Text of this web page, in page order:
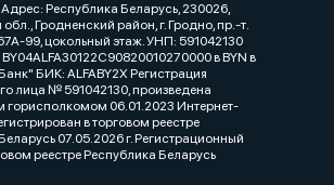
Республика Беларусь, 230026,
Гродненский район, г. Гродно, пр.-т.
99, цокольный этаж. УНП: 591042130
в BYN в
БИК: ALFABY2X Регистрация
лица № 591042130, произведена
горисполкомом 06.01.2023 Интернет-
в торговом реестре
07.05.2026 г. Регистрационный
реестре Республика Беларусь